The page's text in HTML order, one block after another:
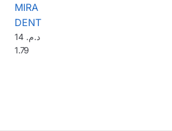
MIRA
DENT
د.م. 14
1.79